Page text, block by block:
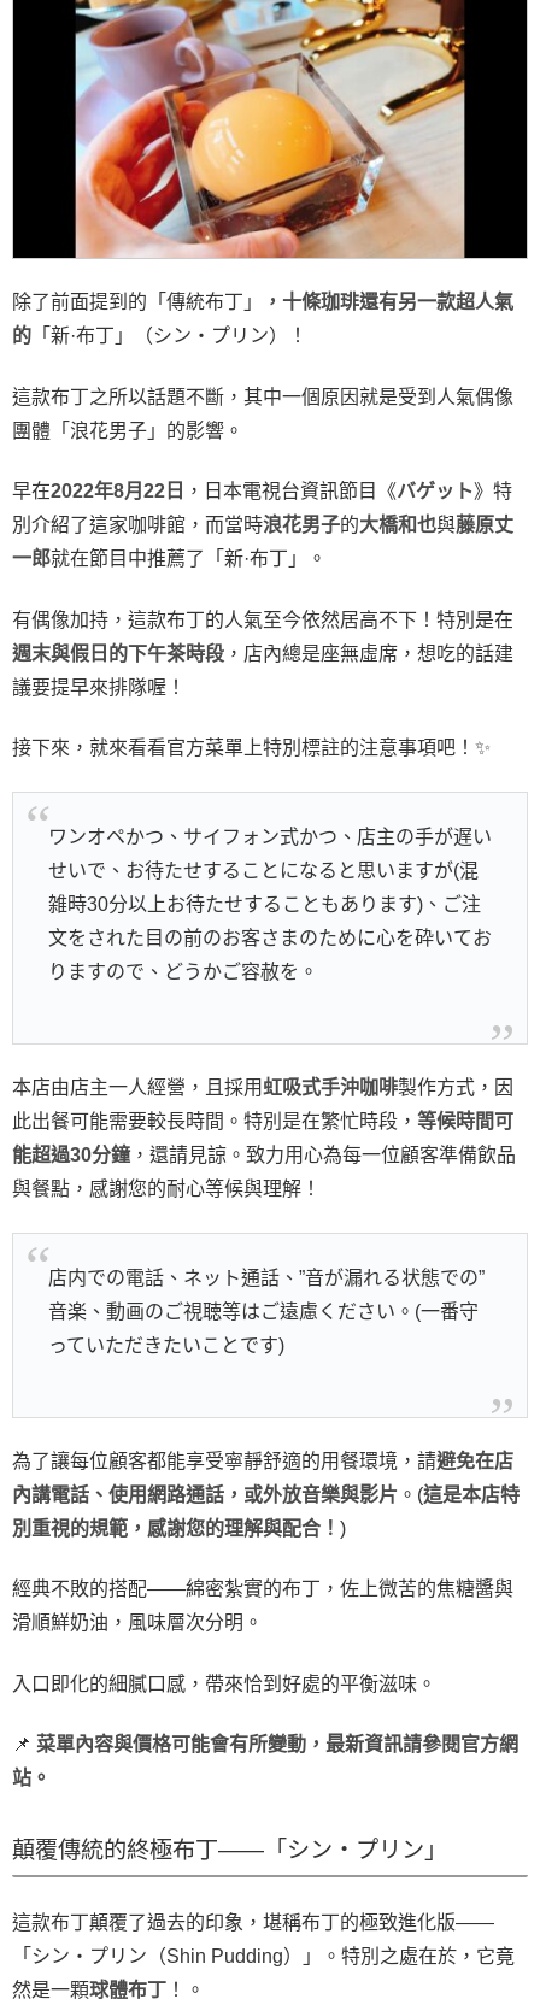
除了前面提到的「傳統布丁」
，十條珈琲還有另一款超人氣
的 「新·布丁」（シン・プリン）！
這款布丁之所以話題不斷，其中一個原因就是受到人氣偶像
團體「浪花男子」的影響。
早在2022年8月22日 ，日本電視台資訊節目《バゲット》特
別介紹了這家咖啡館，而當時浪花男子的大橋和也與藤原丈
一郎就在節目中推薦了「新·布丁」。
有偶像加持，這款布丁的人氣至今依然居高不下！特別是在
週末與假日的下午茶時段 ，店內總是座無虛席，想吃的話建
議要提早來排隊喔！
接下來，就來看看官方菜單上特別標註的注意事項吧！✨
ワンオペかつ、サイフォン式かつ、店主の手が遅い
せいで、お待たせすることになると思いますが(混
雑時30分以上お待たせすることもあります)、ご注
文をされた目の前のお客さまのために心を砕いてお
りますので、どうかご容赦を。
本店由店主一人經營，且採用虹吸式手沖咖啡製作方式，因
此出餐可能需要較長時間。特別是在繁忙時段， 等候時間可
能超過30分鐘，還請見諒。致力用心為每一位顧客準備飲品
與餐點，感謝您的耐心等候與理解！
店内での電話、ネット通話、”音が漏れる状態での”
音楽、動画のご視聴等はご遠慮ください。(一番守
っていただきたいことです)
為了讓每位顧客都能享受寧靜舒適的用餐環境，請避免在店
內講電話、使用網路通話，或外放音樂與影片 。(這是本店特
別重視的規範，感謝您的理解與配合！ )
經典不敗的搭配——綿密紮實的布丁，佐上微苦的焦糖醬與
滑順鮮奶油，風味層次分明。
入口即化的細膩口感，帶來恰到好處的平衡滋味。
📌 菜單內容與價格可能會有所變動，最新資訊請參閱官方網
站。
顛覆傳統的終極布丁——「シン・プリン」
這款布丁顛覆了過去的印象，堪稱布丁的極致進化版——
「シン・プリン（Shin Pudding）」。特別之處在於，它竟
然是一顆球體布丁 ！。